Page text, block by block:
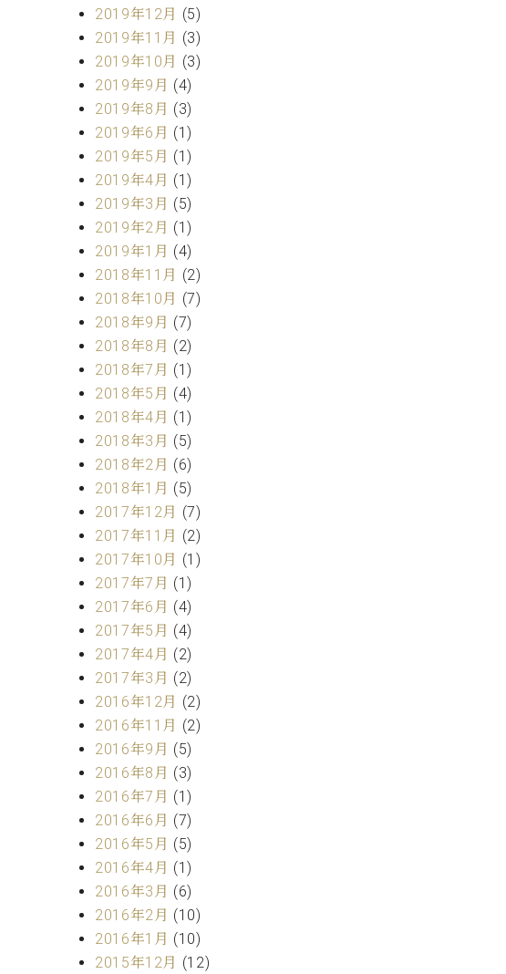
2019年12月 (5)
2019年11月 (3)
2019年10月 (3)
2019年9月 (4)
2019年8月 (3)
2019年6月 (1)
2019年5月 (1)
2019年4月 (1)
2019年3月 (5)
2019年2月 (1)
2019年1月 (4)
2018年11月 (2)
2018年10月 (7)
2018年9月 (7)
2018年8月 (2)
2018年7月 (1)
2018年5月 (4)
2018年4月 (1)
2018年3月 (5)
2018年2月 (6)
2018年1月 (5)
2017年12月 (7)
2017年11月 (2)
2017年10月 (1)
2017年7月 (1)
2017年6月 (4)
2017年5月 (4)
2017年4月 (2)
2017年3月 (2)
2016年12月 (2)
2016年11月 (2)
2016年9月 (5)
2016年8月 (3)
2016年7月 (1)
2016年6月 (7)
2016年5月 (5)
2016年4月 (1)
2016年3月 (6)
2016年2月 (10)
2016年1月 (10)
2015年12月 (12)